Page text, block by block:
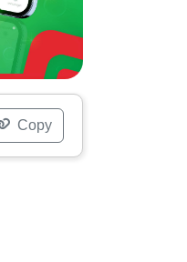
Copy